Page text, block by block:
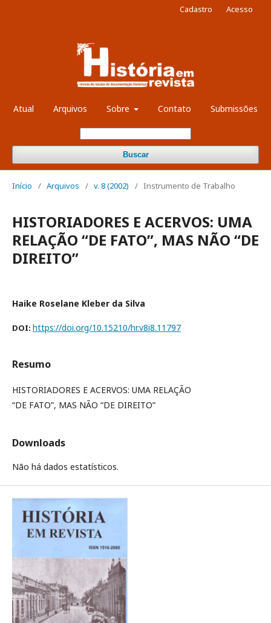
Atual Arquivos Sobre Contato Submissões
Buscar
Cadastro Acesso
Início / Arquivos / v. 8 (2002) / Instrumento de Trabalho
HISTORIADORES E ACERVOS: UMA
RELAÇÃO “DE FATO”, MAS NÃO “DE
DIREITO”
Haike Roselane Kleber da Silva
DOI: https://doi.org/10.15210/hr.v8i8.11797
Resumo
HISTORIADORES E ACERVOS: UMA RELAÇÃO
“DE FATO”, MAS NÃO “DE DIREITO”
Downloads
Não há dados estatísticos.